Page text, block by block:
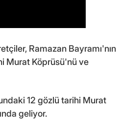
Ramazan Bayramı'nın
Murat Köprüsü'nü ve
12 gözlü tarihi Murat
geliyor.